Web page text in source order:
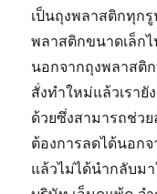
เป็นถุงพลาสติกทุก
พลาสติกขนาดเล็ก
นอกจากถุงพลาสติ
สั่งทำใหม่แล้วเรา
ด้วยซึ่งสามารถช่ว
ต้องการลดได้นอก
แล้วไม่ได้นำกลับม